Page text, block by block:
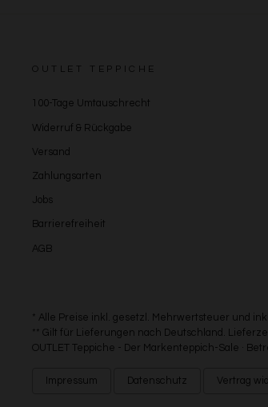
OUTLET TEPPICHE
100-Tage Umtauschrecht
Widerruf & Rückgabe
Versand
Zahlungsarten
Jobs
Barrierefreiheit
AGB
* Alle Preise inkl. gesetzl. Mehrwertsteuer und
** Gilt für Lieferungen nach Deutschland.
OUTLET Teppiche - Der Markenteppich-Sale ·
Impressum Datenschutz Vertrag